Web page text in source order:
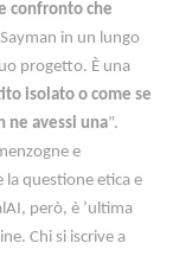
confronto che
in un lungo
progetto. È una
isolato o come se
ne avessi una”.
e
questione etica e
però, è ’ultima
Chi si iscrive a